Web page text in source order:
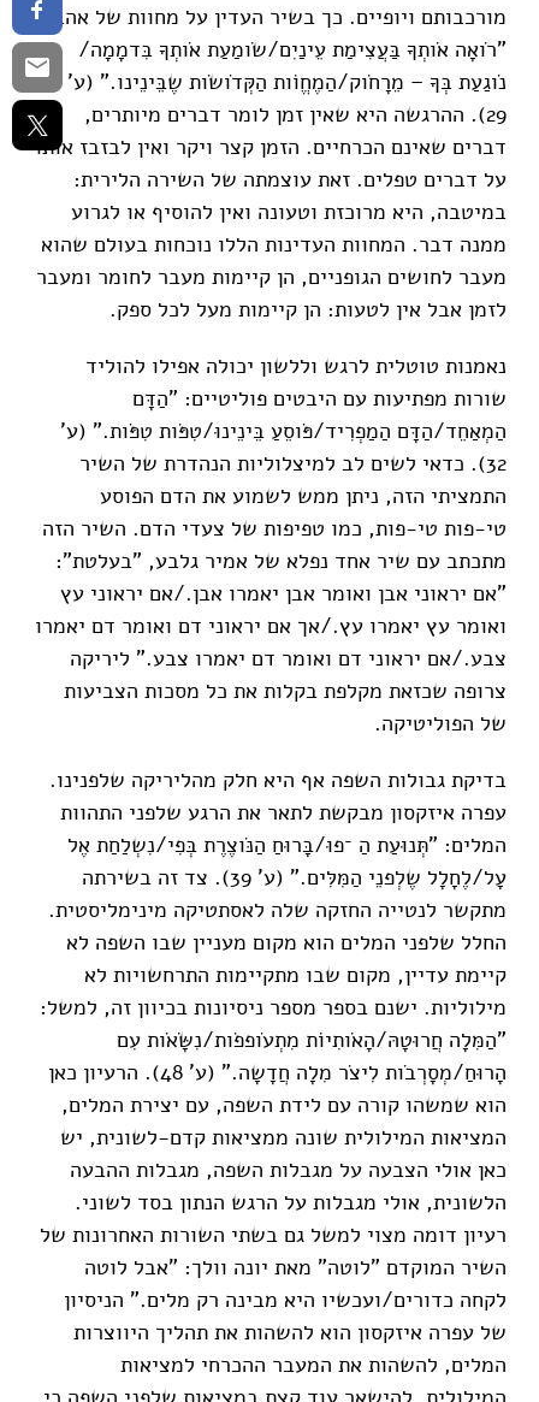
מורכבותם ויופיים. כך בשיר העדין על מחוות של אהבה:
"רֹואָה אֹותְךָ בַּעֲצִימַת עֵינַיִם/שֹומַעַת אֹותְךָ בִּדמָמָה/
נֹוגַעַת בְּךָ – מֵרָחֹוק/הַמֶחֱוֹות הַקְּדֹושֹות שֶבֵּינֵינו." (ע'
29). ההרגשה היא שאין זמן לומר דברים מיותרים,
דברים שאינם הכרחיים. הזמן קצר ויקר ואין לבזבז אותו
על דברים טפלים. זאת עוצמתה של השירה הלירית:
במיטבה, היא מרוכזת וטעונה ואין להוסיף או לגרוע
ממנה דבר. המחוות העדינות הללו נוכחות בעולם שהוא
מעבר לחושים הגופניים, הן קיימות מעבר לחומר ומעבר
לזמן אבל אין לטעות: הן קיימות מעל לכל ספק.
נאמנות טוטלית לרגש וללשון יכולה אפילו להוליד
שורות מפתיעות עם היבטים פוליטיים: "הַדָּם
הַמְאַחֵד/הַדָּם הַמַפְרִיד/פֹּוסֵעַ בֵּינֵינוּ/טִפֹּות טִפֹּות." (ע'
32). כדאי לשים לב למיצלוליות הנהדרת של השיר
התמציתי הזה, ניתן ממש לשמוע את הדם הפוסע
טי-פות טי-פות, כמו טפיפות של צעדי הדם. השיר הזה
מתכתב עם שיר אחד נפלא של אמיר גלבע, "בעלטת":
"אם יראוני אבן ואומר אבן יאמרו אבן./אם יראוני עץ
ואומר עץ יאמרו עץ./אך אם יראוני דם ואומר דם יאמרו
צבע./אם יראוני דם ואומר דם יאמרו צבע." ליריקה
צרופה שכזאת מקלפת בקלות את כל מסכות הצביעות
של הפוליטיקה.
בדיקת גבולות השפה אף היא חלק מהליריקה שלפנינו.
עפרה איזקסון מבקשת לתאר את הרגע שלפני התהוות
המלים: "תְּנוּעַת הַ ־פוּ/בָּרוּחַ הַנֹּוצֶרֶת בְּפִי/נִשְלַחַת אֶל
עָל/לֶחָלָל שֶלְפנֵי הַמִּלִּים." (ע' 39). צד זה בשירתה
מתקשר לנטייה החזקה שלה לאסתטיקה מינימליסטית.
החלל שלפני המלים הוא מקום מעניין שבו השפה לא
קיימת עדיין, מקום שבו מתקיימות התרחשויות לא
מילוליות. ישנם בספר מספר ניסיונות בכיוון זה, למשל:
"הַמִּלָה חֲרוּטָהּ/הָאֹותִיוֹת מִתְעֹופפֹות/נִשָּׂאֹות עִם
הָרוּחַ/מְסָרְבֹות לִיצֹר מִלָה חֲדָשָה." (ע' 48). הרעיון כאן
הוא שמשהו קורה עם לידת השפה, עם יצירת המלים,
המציאות המילולית שונה ממציאות קדם-לשונית, יש
כאן אולי הצבעה על מגבלות השפה, מגבלות ההבעה
הלשונית, אולי מגבלות על הרגש הנתון בסד לשוני.
רעיון דומה מצוי למשל גם בשתי השורות האחרונות של
השיר המוקדם "לוטה" מאת יונה וולך: "אבל לוטה
לקחה כדורים/ועכשיו היא מבינה רק מלים." הניסיון
של עפרה איזקסון הוא להשהות את תהליך היווצרות
המלים, להשהות את המעבר ההכרחי למציאות